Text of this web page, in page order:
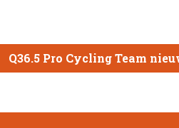
Q36.5 Pro Cycling Team